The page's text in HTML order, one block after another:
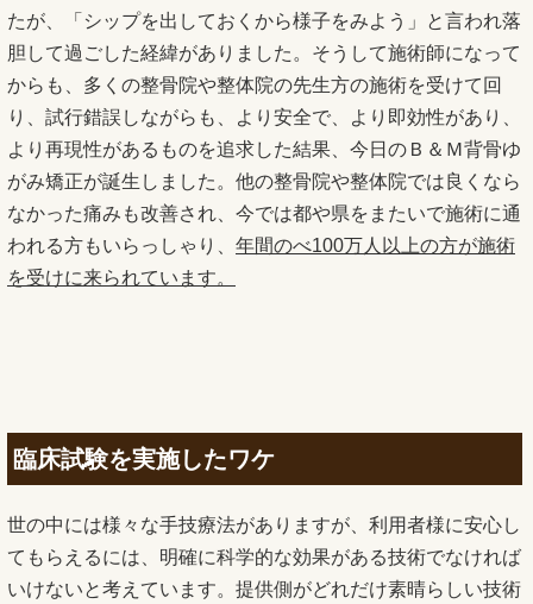
たが、「シップを出しておくから様子をみよう」と言われ落
胆して過ごした経緯がありました。そうして施術師になって
からも、多くの整骨院や整体院の先生方の施術を受けて回
り、試行錯誤しながらも、より安全で、より即効性があり、
より再現性があるものを追求した結果、今日のＢ＆Ｍ背骨ゆ
がみ矯正が誕生しました。他の整骨院や整体院では良くなら
なかった痛みも改善され、今では都や県をまたいで施術に通
われる方もいらっしゃり、 年間のべ100万人以上の方が施術
を受けに来られています。
臨床試験を実施したワケ
世の中には様々な手技療法がありますが、利用者様に安心し
てもらえるには、明確に科学的な効果がある技術でなければ
いけないと考えています。提供側がどれだけ素晴らしい技術